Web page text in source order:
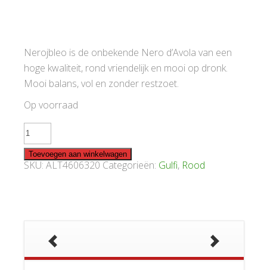
Nerojbleo is de onbekende Nero d’Avola van een
hoge kwaliteit, rond vriendelijk en mooi op dronk.
Mooi balans, vol en zonder restzoet.
Op voorraad
Gulfi
Nerojbleo
2020
aantal
Toevoegen aan winkelwagen
SKU: ALT4606320 Categorieën: Gulfi, Rood